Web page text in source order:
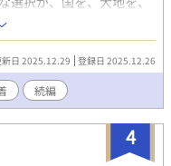
支配される”ところ、き
たはずの男が、 支配され
まう――。 上司と部下、
スの夜。 秘密の扉を開け
の瞬間まで、彼を待つの
ひとりの上司が“愛”と
壊れゆく少年勇者と、
ったとき、聖王国は二度
者たちには、因果応報と
、傲慢な国が崩壊するま
『嘘つき
さる皆様へ この物語は、
応報の末路を辿るだけの
シルたちのその後が気に
話の後に掲載する「閑
日 2025.12.29 登録日 2025.12.26
続編
4